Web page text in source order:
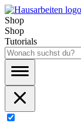
Shop
Shop
Tutorials